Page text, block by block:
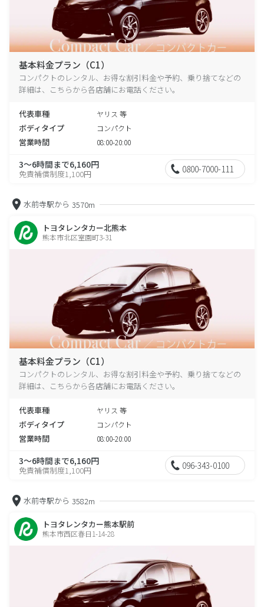
基本料金プラン（C1）
コンパクトのレンタル、お得な割引料金や予約、乗り捨てなどの
詳細は、こちらから各店舗にお電話ください。
代表車種 ヤリス 等
ボディタイプ コンパクト
営業時間 08:00-20:00
3～6時間まで6,160円
免責補償制度1,100円 0800-7000-111
水前寺駅から 3570m
トヨタレンタカー北熊本
熊本市北区室園町3-31
基本料金プラン（C1）
コンパクトのレンタル、お得な割引料金や予約、乗り捨てなどの
詳細は、こちらから各店舗にお電話ください。
代表車種 ヤリス 等
ボディタイプ コンパクト
営業時間 08:00-20:00
3～6時間まで6,160円
免責補償制度1,100円 096-343-0100
水前寺駅から 3582m
トヨタレンタカー熊本駅前
熊本市西区春日1-14-28